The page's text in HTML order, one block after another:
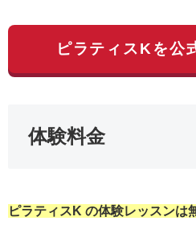
ピラティスKを公
体験料金
ピラティスK の体験レッスンは